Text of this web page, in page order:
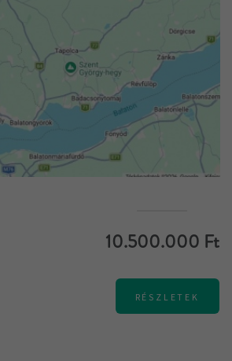
10.500.000 Ft
RÉSZLETEK